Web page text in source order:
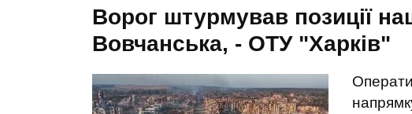
Ворог штурмував позиції
Вовчанська, - ОТУ "Харків"